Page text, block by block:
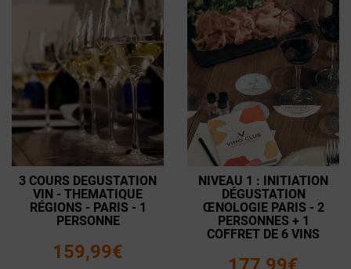
3 COURS DEGUSTATION
VIN - THEMATIQUE
RÉGIONS - PARIS - 1
PERSONNE
159,99€
NIVEAU 1 : INITIATION
DÉGUSTATION
ŒNOLOGIE PARIS - 2
PERSONNES + 1
COFFRET DE 6 VINS